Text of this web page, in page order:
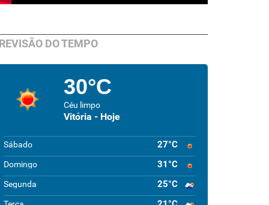
DO TEMPO
30°C
Céu limpo
Vitória - Hoje
Sábado 27°C
Domingo 31°C
Segunda 25°C